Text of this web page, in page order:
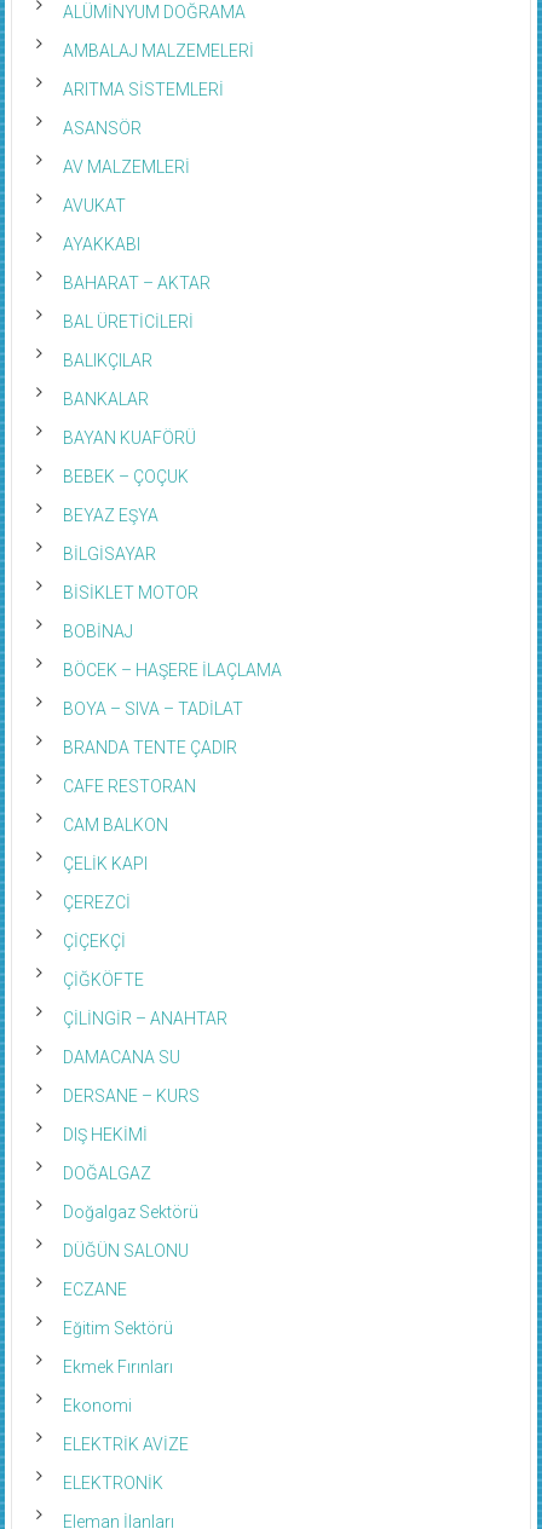
ALÜMİNYUM DOĞRAMA
AMBALAJ MALZEMELERİ
ARITMA SİSTEMLERİ
ASANSÖR
AV MALZEMLERİ
AVUKAT
AYAKKABI
BAHARAT – AKTAR
BAL ÜRETİCİLERİ
BALIKÇILAR
BANKALAR
BAYAN KUAFÖRÜ
BEBEK – ÇOÇUK
BEYAZ EŞYA
BİLGİSAYAR
BİSİKLET MOTOR
BOBİNAJ
BÖCEK – HAŞERE İLAÇLAMA
BOYA – SIVA – TADİLAT
BRANDA TENTE ÇADIR
CAFE RESTORAN
CAM BALKON
ÇELİK KAPI
ÇEREZCİ
ÇİÇEKÇİ
ÇİĞKÖFTE
ÇİLİNGİR – ANAHTAR
DAMACANA SU
DERSANE – KURS
DIŞ HEKİMİ
DOĞALGAZ
Doğalgaz Sektörü
DÜĞÜN SALONU
ECZANE
Eğitim Sektörü
Ekmek Fırınları
Ekonomi
ELEKTRİK AVİZE
ELEKTRONİK
Eleman İlanları